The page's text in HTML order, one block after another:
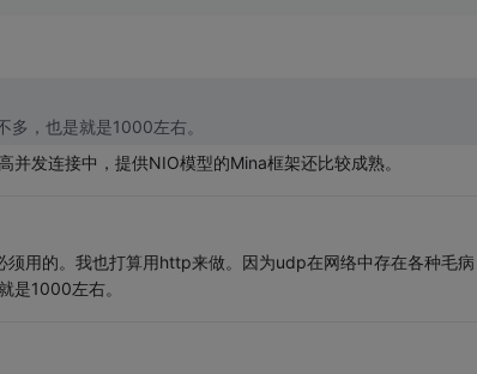
多，也是就是1000左右。
并发连接中，提供NIO模型的Mina框架还比较成熟。
须用的。我也打算用http来做。因为udp在网络中存在各种毛
是1000左右。